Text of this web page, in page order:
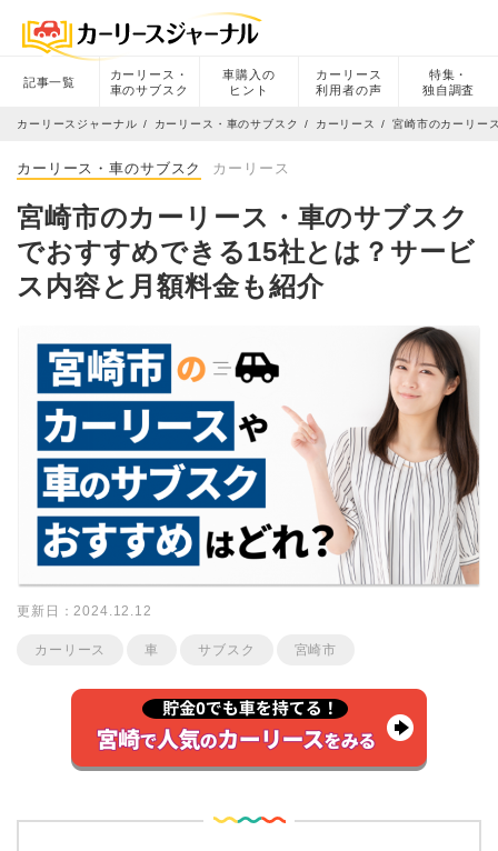
記事一覧
カーリース・
車のサブスク
車購入の
ヒント
カーリース
利用者の声
特集・
独自調査
カーリースジャーナル カーリース・車のサブスク カーリース 宮崎市のカーリー
カーリース・車のサブスク カーリース
宮崎市のカーリース・車のサブスク
でおすすめできる15社とは？サービ
ス内容と月額料金も紹介
更新日：2024.12.12
カーリース 車 サブスク 宮崎市